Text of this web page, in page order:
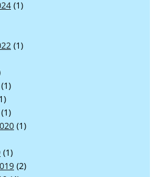
(1)
(1)
(1)
(1)
(1)
(1)
(2)